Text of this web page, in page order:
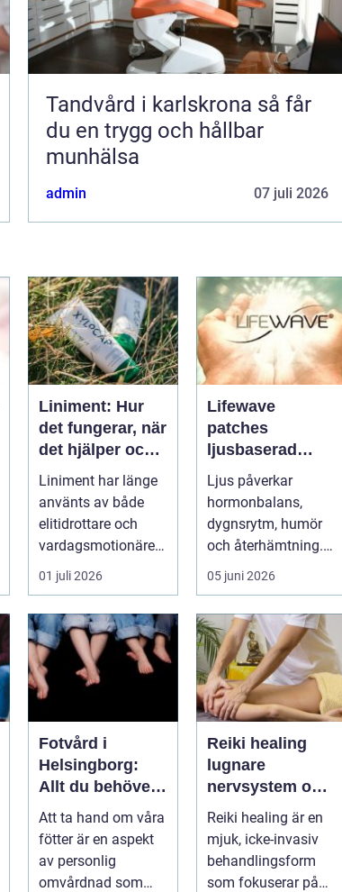
Tandvård i karlskrona så får
du en trygg och hållbar
munhälsa
admin 07 juli 2026
Liniment: Hur
det fungerar, när
det hjälper och
vad man bör
tänka på
Liniment har länge
använts av både
elitidrottare och
vardagsmotionärer
för...
01 juli 2026
Lifewave
patches
ljusbaserad
teknik för ett
mer hållbart
välbefinnande
Ljus påverkar
hormonbalans,
dygnsrytm, humör
och återhämtning.
Under senare år har
en ny typ av prod...
05 juni 2026
Fotvård i
Helsingborg:
Allt du behöver
veta
Att ta hand om våra
fötter är en aspekt
av personlig
omvårdnad som
Reiki healing
lugnare
nervsystem och
djupare
återhämtning
Reiki healing är en
mjuk, icke-invasiv
behandlingsform
som fokuserar på